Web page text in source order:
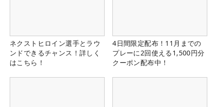
ネクストヒロイン選手とラウ
ンドできるチャンス！詳しく
はこちら！
4日間限定配布！11月までの
プレーに2回使える1,500円分
クーポン配布中！